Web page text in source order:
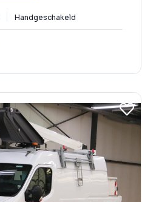
Handgeschakeld